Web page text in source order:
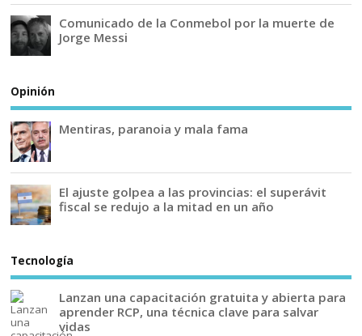
Comunicado de la Conmebol por la muerte de
Jorge Messi
Opinión
Mentiras, paranoia y mala fama
El ajuste golpea a las provincias: el superávit
fiscal se redujo a la mitad en un año
Tecnología
Lanzan una capacitación gratuita y abierta para
aprender RCP, una técnica clave para salvar
vidas